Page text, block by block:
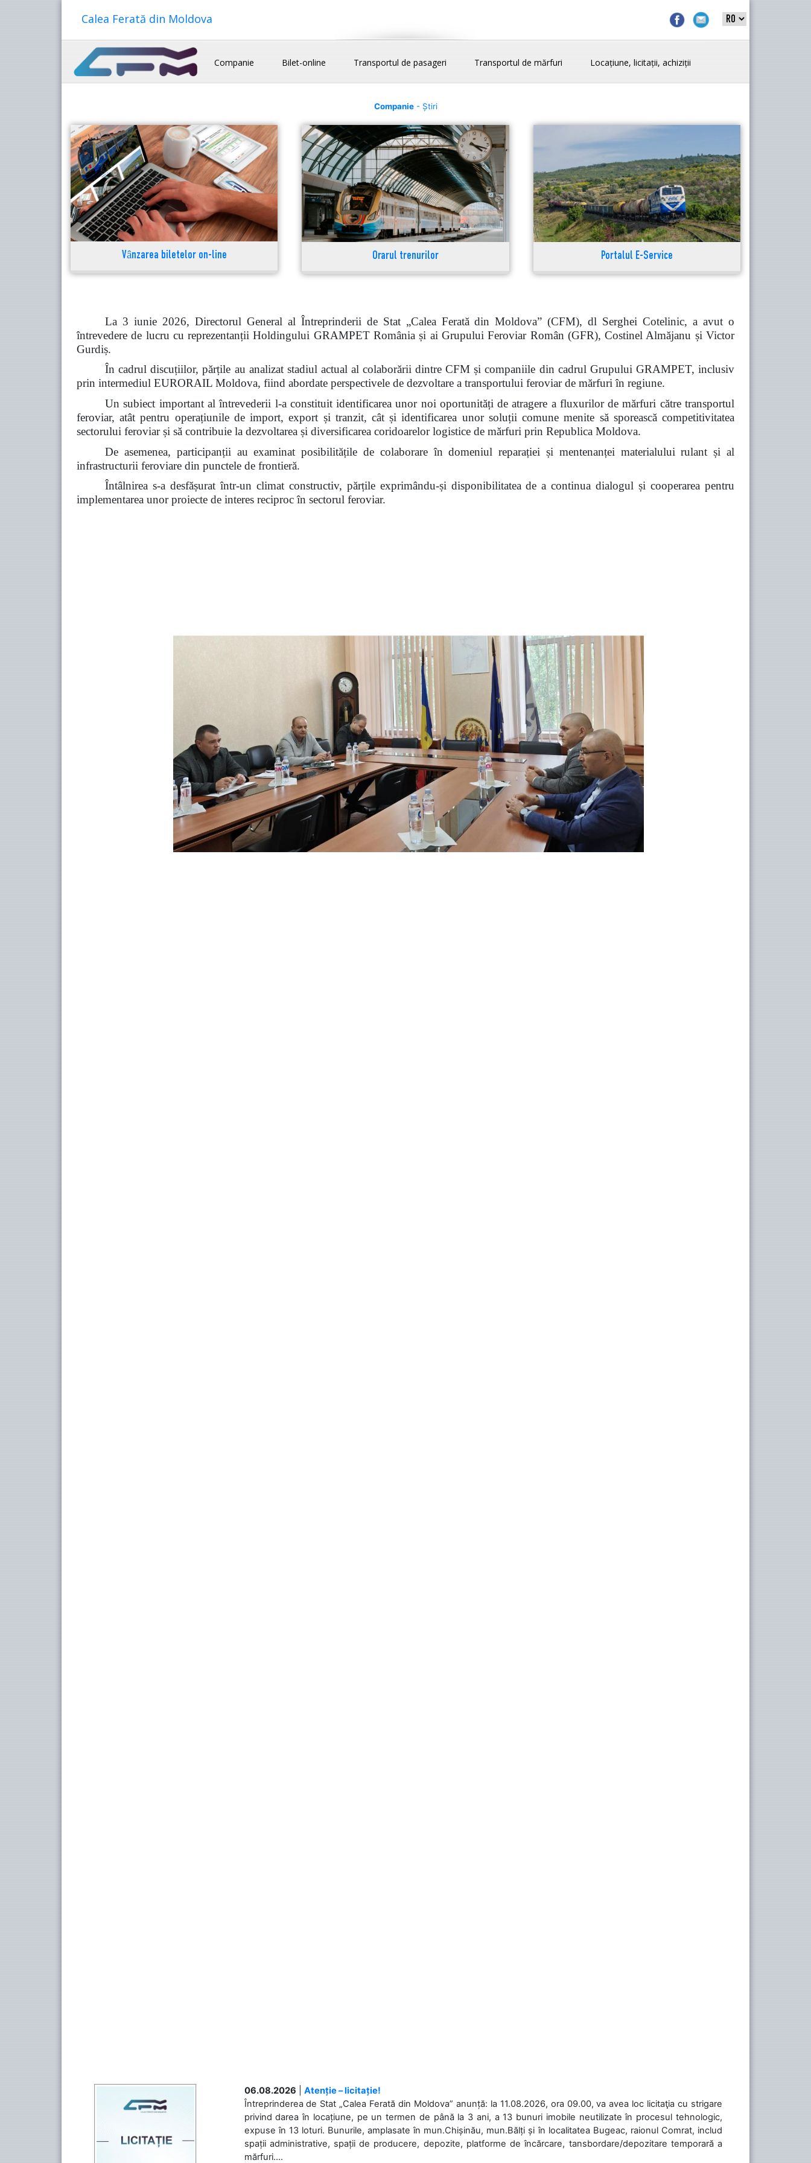
Calea Ferată din Moldova
Companie Bilet-online Transportul de pasageri Transportul de mărfuri Locațiune, licitații, achiziții
Companie- Știri
Vânzarea biletelor on-line Orarul trenurilor Portalul E-Service
La 3 iunie 2026, Directorul General al Întreprinderii de Stat „Calea Ferată din Moldova” (CFM), dl Serghei Cotelinic, a avut o
întrevedere de lucru cu reprezentanții Holdingului GRAMPET România și ai Grupului Feroviar Român (GFR), Costinel Almăjanu și Victor
Gurdiș.
În cadrul discuțiilor, părțile au analizat stadiul actual al colaborării dintre CFM și companiile din cadrul Grupului GRAMPET, inclusiv
prin intermediul EURORAIL Moldova, fiind abordate perspectivele de dezvoltare a transportului feroviar de mărfuri în regiune.
Un subiect important al întrevederii l-a constituit identificarea unor noi oportunități de atragere a fluxurilor de mărfuri către transportul
feroviar, atât pentru operațiunile de import, export și tranzit, cât și identificarea unor soluții comune menite să sporească competitivitatea
sectorului feroviar și să contribuie la dezvoltarea și diversificarea coridoarelor logistice de mărfuri prin Republica Moldova.
De asemenea, participanții au examinat posibilitățile de colaborare în domeniul reparației și mentenanței materialului rulant și al
infrastructurii feroviare din punctele de frontieră.
Întâlnirea s-a desfășurat într-un climat constructiv, părțile exprimându-și disponibilitatea de a continua dialogul și cooperarea pentru
implementarea unor proiecte de interes reciproc în sectorul feroviar.
06.08.2026
Atenție – licitație!
Întreprinderea de Stat „Calea Ferată din Moldova” anunță: la 11.08.2026, ora 09.00, va avea loc licitaţia cu strigare
privind darea în locațiune, pe un termen de până la 3 ani, a 13 bunuri imobile neutilizate în procesul tehnologic,
expuse în 13 loturi. Bunurile, amplasate în mun.Chișinău, mun.Bălți și în localitatea Bugeac, raionul Comrat, includ
spații administrative, spații de producere, depozite, platforme de încărcare, tansbordare/depozitare temporară a
mărfuri....